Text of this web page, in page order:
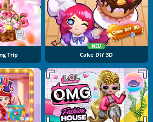
Trip
NEU
Cake DIY 3D